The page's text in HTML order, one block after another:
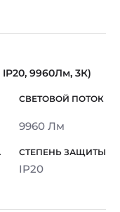
IP20, 9960Лм, 3К)
9960 Лм
IP20